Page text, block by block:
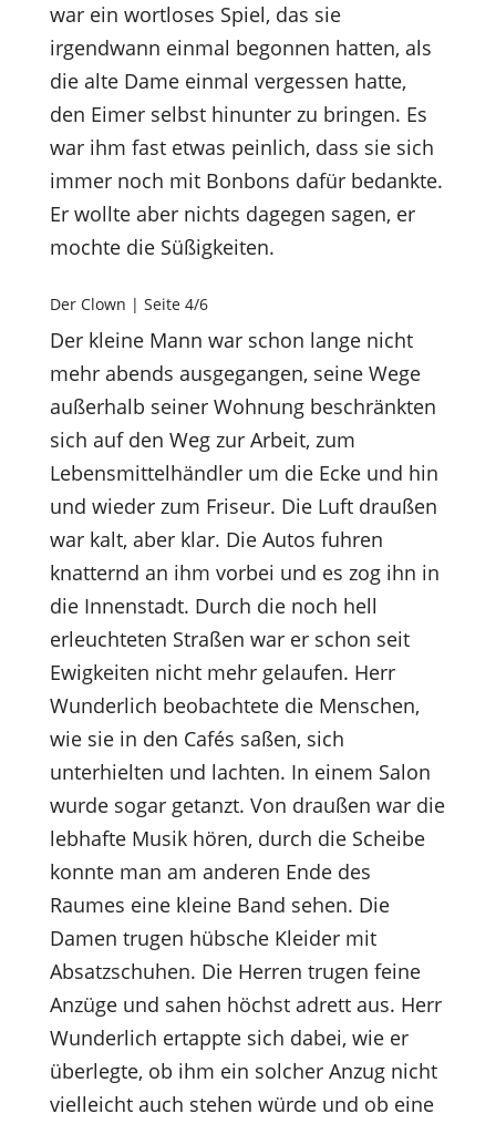
war ein wortloses Spiel, das sie
irgendwann einmal begonnen hatten, als
die alte Dame einmal vergessen hatte,
den Eimer selbst hinunter zu bringen. Es
war ihm fast etwas peinlich, dass sie sich
immer noch mit Bonbons dafür bedankte.
Er wollte aber nichts dagegen sagen, er
mochte die Süßigkeiten.
Der Clown | Seite 4/6
Der kleine Mann war schon lange nicht
mehr abends ausgegangen, seine Wege
außerhalb seiner Wohnung beschränkten
sich auf den Weg zur Arbeit, zum
Lebensmittelhändler um die Ecke und hin
und wieder zum Friseur. Die Luft draußen
war kalt, aber klar. Die Autos fuhren
knatternd an ihm vorbei und es zog ihn in
die Innenstadt. Durch die noch hell
erleuchteten Straßen war er schon seit
Ewigkeiten nicht mehr gelaufen. Herr
Wunderlich beobachtete die Menschen,
wie sie in den Cafés saßen, sich
unterhielten und lachten. In einem Salon
wurde sogar getanzt. Von draußen war die
lebhafte Musik hören, durch die Scheibe
konnte man am anderen Ende des
Raumes eine kleine Band sehen. Die
Damen trugen hübsche Kleider mit
Absatzschuhen. Die Herren trugen feine
Anzüge und sahen höchst adrett aus. Herr
Wunderlich ertappte sich dabei, wie er
überlegte, ob ihm ein solcher Anzug nicht
vielleicht auch stehen würde und ob eine